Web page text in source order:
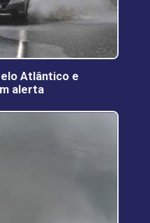
Atlântico e
alerta